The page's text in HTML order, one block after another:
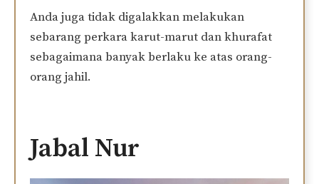
Anda juga tidak digalakkan melakukan
sebarang perkara karut-marut dan khurafat
sebagaimana banyak berlaku ke atas orang-
orang jahil.
Jabal Nur